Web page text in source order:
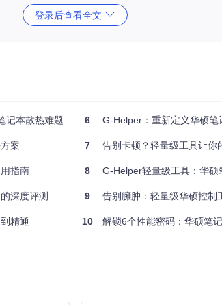
卡设置、屏幕参数和电池保护的一站式调节，操作
小时。
。G-Helper的Turbo模式可将CPU功耗释放至80-
前加速散热，避免性能骤降。
登录后查看全文
记本散热难题
案
指南
深度评测
精通
6 G-Helper：重新定义华硕笔
7 告别卡顿？轻量级工具让你
8 G-Helper轻量级工具：华
9 告别臃肿：轻量级华硕控制
10 解锁6个性能密码：华硕笔